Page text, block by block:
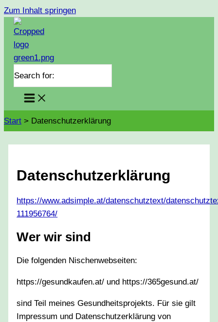
Zum Inhalt springen
Search for:
Start Datenschutzerklärung
Datenschutzerklärung
https://www.adsimple.at/datenschutztext/
111956764/
Wer wir sind
Die folgenden Nischenwebseiten:
https://gesundkaufen.at/ und https://365gesund.at/
sind Teil meines Gesundheitsprojekts. Für sie gilt
Impressum und Datenschutzerklärung von